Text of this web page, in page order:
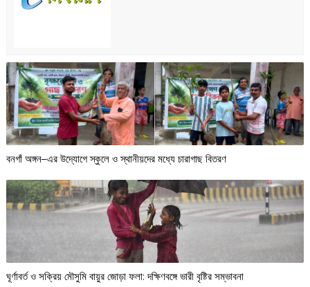
বনগাঁ অঙ্গন–এর উদ্যোগে স্কুলে ও স্থানীয়দের মধ্যে চারাগাছ বিতরণ
ঘূর্ণাবর্ত ও সক্রিয় মৌসুমি বায়ুর জোড়া ফলা: দক্ষিণবঙ্গে ভারী বৃষ্টির সম্ভাবনা